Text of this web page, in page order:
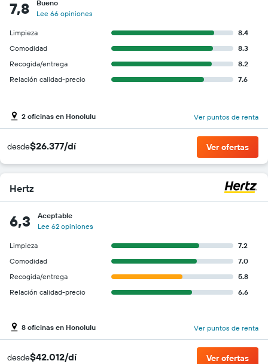
7,8
Bueno
Lee 66 opiniones
Limpieza
8.4
Comodidad
8.3
Recogida/entrega
8.2
Relación calidad-precio
7.6
2 oficinas en Honolulu Ver puntos de renta
desde$26.377/dí Ver ofertas
Hertz
6,3
Aceptable
Lee 62 opiniones
Limpieza
7.2
Comodidad
7.0
Recogida/entrega
5.8
Relación calidad-precio
6.6
8 oficinas en Honolulu Ver puntos de renta
desde$42.012/dí Ver ofertas